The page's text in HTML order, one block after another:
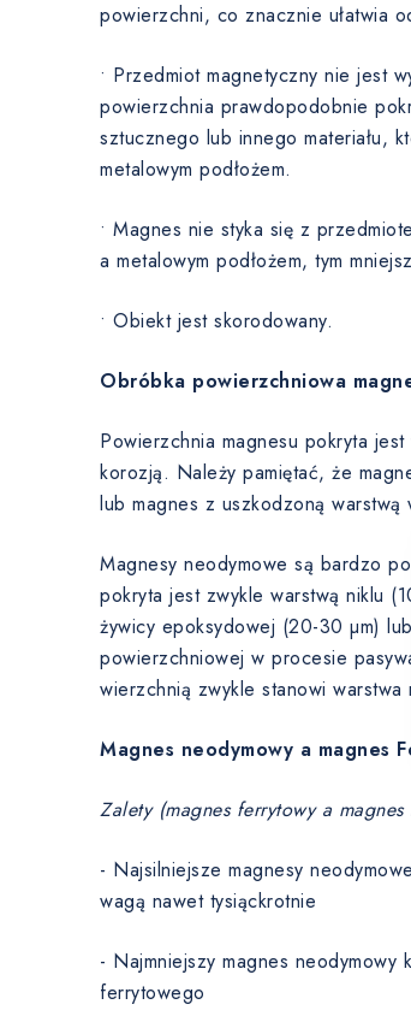
powierzchni, co znacznie ułatwia
• Przedmiot magnetyczny nie jest
powierzchnia prawdopodobnie
sztucznego lub innego materiału,
metalowym podłożem.
• Magnes nie styka się z
a metalowym podłożem, tym
• Obiekt jest skorodowany.
Obróbka powierzchniowa
Powierzchnia magnesu pokryta
korozją. Należy pamiętać, że
lub magnes z uszkodzoną
Magnesy neodymowe są bardzo
pokryta jest zwykle warstwą niklu
żywicy epoksydowej (20-30 µm)
powierzchniowej w procesie
wierzchnią zwykle stanowi warstwa
Magnes neodymowy a magnes
Zalety (magnes ferrytowy a
- Najsilniejsze magnesy
wagą nawet tysiąckrotnie
- Najmniejszy magnes neodymowy
ferrytowego